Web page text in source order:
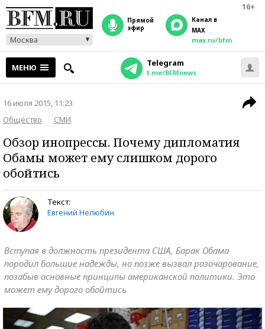
16+
Москва
прямой
эфир
Канал в
MAX
max.ru/bfm
МЕНЮ Telegram
t.me/BFMnews
16 июля 2015, 11:23
Общество
СМИ
Обзор инопрессы. Почему дипломатия
Обамы может ему слишком дорого
обойтись
Текст:
Евгений Нелюбин
Вступая в должность президента США, Барак Обама
породил большие надежды, но позже вызвал разочарование,
позабыв основные принципы американской политики. Это
может ему дорого обойтись